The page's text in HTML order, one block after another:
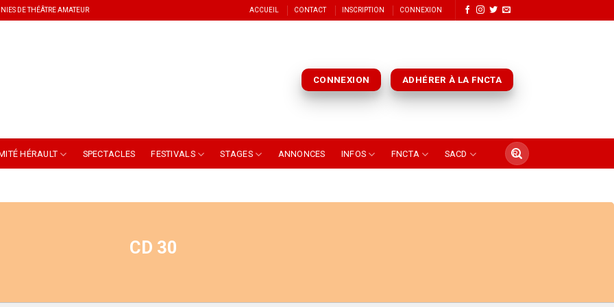
DE THÉÂTRE AMATEUR ACCUEIL CONTACT INSCRIPTION CONNEXION
CONNEXION ADHÉRER À LA FNCTA
HÉRAULT SPECTACLES FESTIVALS STAGES ANNONCES INFOS FNCTA SACD
CD 30